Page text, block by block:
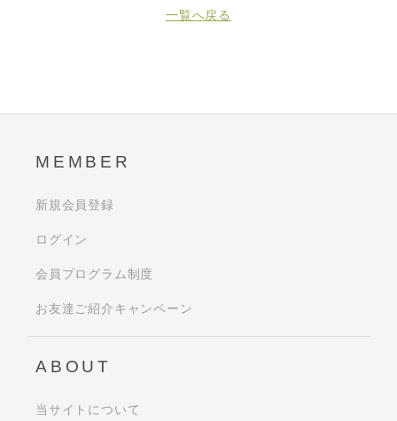
一覧へ戻る
MEMBER
新規会員登録
ログイン
会員プログラム制度
お友達ご紹介キャンペーン
ABOUT
当サイトについて